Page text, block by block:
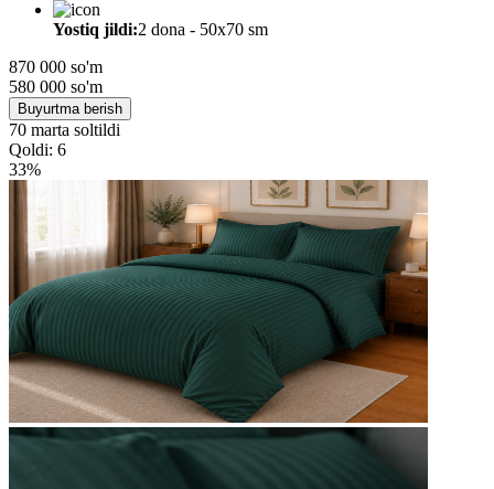
Yostiq jildi:2 dona - 50x70 sm
870 000 so'm
580 000 so'm
Buyurtma berish
70 marta soltildi
Qoldi: 6
33%